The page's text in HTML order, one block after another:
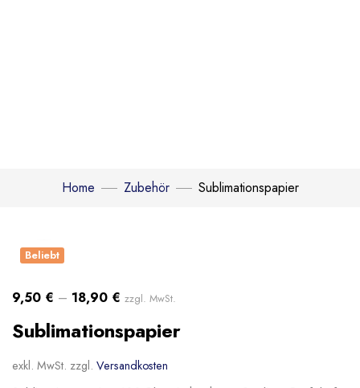
Home Zubehör Sublimationspapier
Beliebt
9,50 € – 18,90 € zzgl. MwSt.
Sublimationspapier
exkl. MwSt. zzgl. Versandkosten